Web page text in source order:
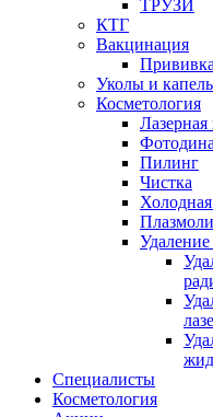
ТРУЗИ
КТГ
Вакцинация
Уколы и
Косметология
Пилинг
Чистка
Специалисты
Косметология